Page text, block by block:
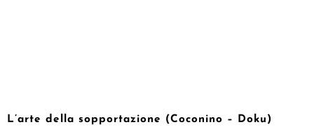
L’arte della sopportazione (Coconino – Doku)